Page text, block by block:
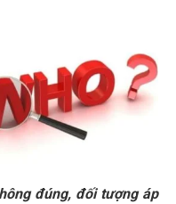
đúng, đối tượng áp